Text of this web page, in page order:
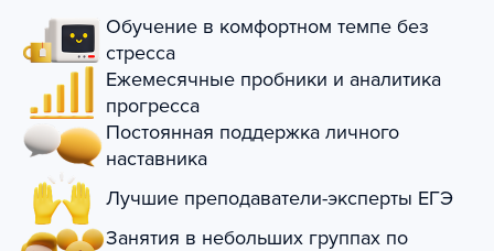
Обучение в комфортном темпе без
стресса
Ежемесячные пробники и аналитика
прогресса
Постоянная поддержка личного
наставника
Лучшие преподаватели-эксперты ЕГЭ
Занятия в небольших группах по